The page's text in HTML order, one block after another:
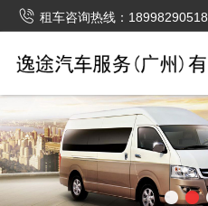
 租车咨询热线：18998290518